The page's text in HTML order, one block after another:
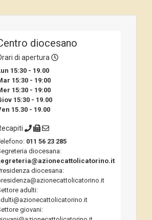
diocesano
di apertura
15:30 - 19.00
15:30 - 19:00
15:30 - 19:00
15:30 - 19.00
15.30 - 19.00
011 56 23 285
diocesana:
diocesana:
adulti:
giovani: